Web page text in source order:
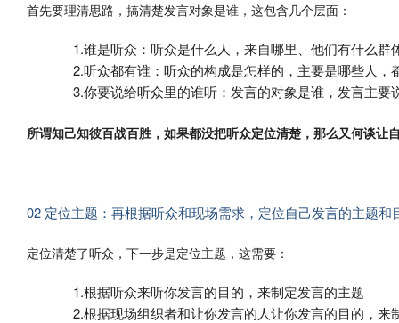
首先要理清思路，搞清楚发言对象是谁，这包含几个层面：
1.谁是听众：听众是什么人，来自哪里、他们有什么群
2.听众都有谁：听众的构成是怎样的，主要是哪些人，
3.你要说给听众里的谁听：发言的对象是谁，发言主要
所谓知己知彼百战百胜，如果都没把听众定位清楚，那么又何谈让
02 定位主题：再根据听众和现场需求，定位自己发言的主题和
定位清楚了听众，下一步是定位主题，这需要：
1.根据听众来听你发言的目的，来制定发言的主题
2.根据现场组织者和让你发言的人让你发言的目的，来